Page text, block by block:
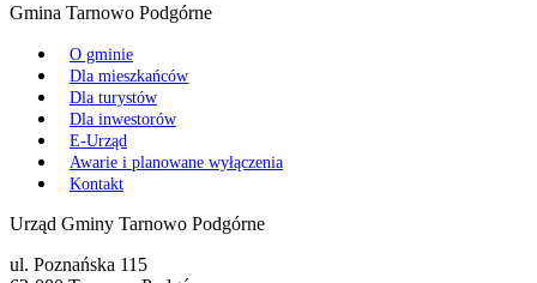
Gmina Tarnowo Podgórne
O gminie
Dla mieszkańców
Dla turystów
Dla inwestorów
E-Urząd
Awarie i planowane wyłączenia
Kontakt
Urząd Gminy Tarnowo Podgórne
ul. Poznańska 115